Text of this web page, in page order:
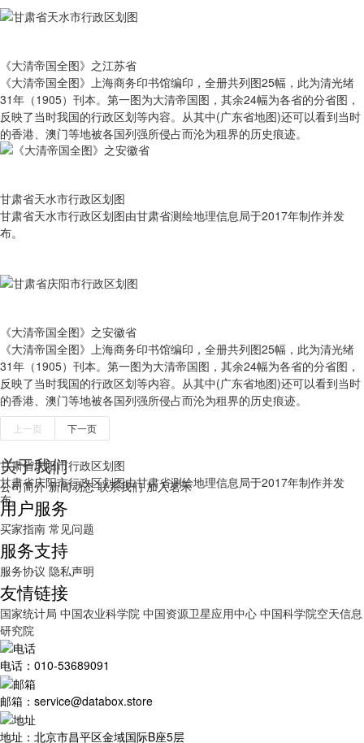
《大清帝国全图》之江苏省
《大清帝国全图》上海商务印书馆编印，全册共列图25幅，此为清光绪
31年（1905）刊本。第一图为大清帝国图，其余24幅为各省的分省图，
反映了当时我国的行政区划等内容。从其中(广东省地图)还可以看到当时
的香港、澳门等地被各国列强所侵占而沦为租界的历史痕迹。
甘肃省天水市行政区划图
甘肃省天水市行政区划图由甘肃省测绘地理信息局于2017年制作并发
布。
《大清帝国全图》之安徽省
《大清帝国全图》上海商务印书馆编印，全册共列图25幅，此为清光绪
31年（1905）刊本。第一图为大清帝国图，其余24幅为各省的分省图，
反映了当时我国的行政区划等内容。从其中(广东省地图)还可以看到当时
的香港、澳门等地被各国列强所侵占而沦为租界的历史痕迹。
甘肃省庆阳市行政区划图
甘肃省庆阳市行政区划图由甘肃省测绘地理信息局于2017年制作并发
布。
上一页 下一页
关于我们
公司简介 新闻动态 联系我们 加入茗禾
用户服务
买家指南 常见问题
服务支持
服务协议 隐私声明
友情链接
国家统计局 中国农业科学院 中国资源卫星应用中心 中国科学院空天信息
研究院
电话：010-53689091
邮箱：service@databox.store
地址：北京市昌平区金域国际B座5层